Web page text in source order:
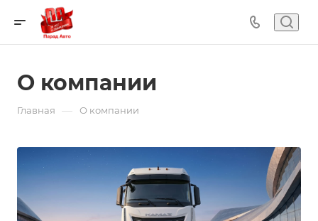
О компании
Главная — О компании